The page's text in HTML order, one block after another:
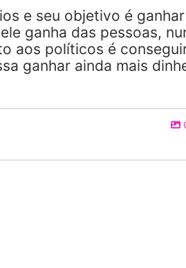
e seu objetivo é
ganha das pessoas,
aos políticos é
ganhar ainda mais